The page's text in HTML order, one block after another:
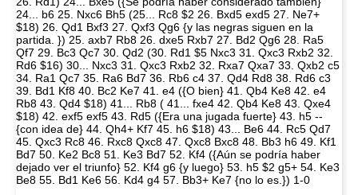
24... b6 25. Nxc6 Bh5 (25... Rc8 $2 26. Bxd5 exd5 27. Ne7+
$18) 26. Qd1 Bxf3 27. Qxf3 Qg6 {y las negras siguen en la
partida. }) 25. axb7 Rb8 26. dxe5 Rxb7 27. Bd2 Qg6 28. Ra5
Qf7 29. Bc3 Qc7 30. Qd2 (30. Rd1 $5 Nxc3 31. Qxc3 Rxb2 32.
Rd6 $16) 30... Nxc3 31. Qxc3 Rxb2 32. Rxa7 Qxa7 33. Qxb2 c5
34. Ra1 Qc7 35. Ra6 Bd7 36. Rb6 c4 37. Qd4 Rd8 38. Rd6 c3
39. Bd1 Kf8 40. Bc2 Ke7 41. e4 ({O bien} 41. Qb4 Ke8 42. e4
Rb8 43. Qd4 $18) 41... Rb8 ( 41... fxe4 42. Qb4 Ke8 43. Qxe4
$18) 42. exf5 exf5 43. Rd5 ({Era una jugada fuerte} 43. h5 --
{con idea de} 44. Qh4+ Kf7 45. h6 $18) 43... Be6 44. Rc5 Qd7
45. Qxc3 Rc8 46. Rxc8 Qxc8 47. Qxc8 Bxc8 48. Bb3 h6 49. Kf1
Bd7 50. Ke2 Bc8 51. Ke3 Bd7 52. Kf4 ({Aún se podría haber
dejado ver el triunfo} 52. Kf4 g6 {y luego} 53. h5 $2 g5+ 54. Ke3
Be8 55. Bd1 Ke6 56. Kd4 g4 57. Bb3+ Ke7 {no lo es.}) 1-0